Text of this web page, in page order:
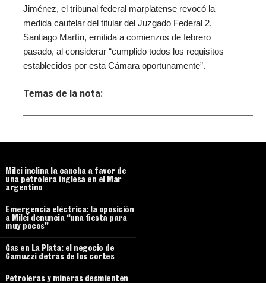
Jiménez, el tribunal federal marplatense revocó la
medida cautelar del titular del Juzgado Federal 2,
Santiago Martín, emitida a comienzos de febrero
pasado, al considerar “cumplido todos los requisitos
establecidos por esta Cámara oportunamente”.
Temas de la nota:
Milei inclina la cancha a favor de
una petrolera inglesa en el Mar
argentino
Emergencia eléctrica: la oposición
a Milei denuncia “una fiesta para
muy pocos”
Gas en La Plata: el negocio de
Camuzzi detrás de los cortes
Petroleras y mineras desmienten